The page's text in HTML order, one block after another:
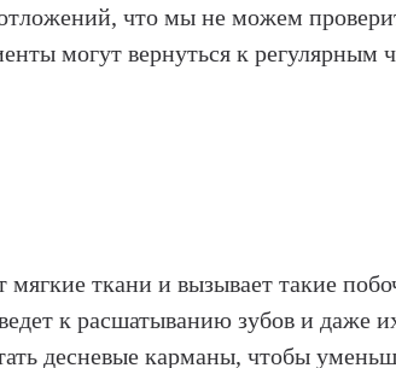
что мы не можем
могут вернуться к регулярным
мягкие ткани и вызывает такие
к расшатыванию зубов и даже
десневые карманы, чтобы